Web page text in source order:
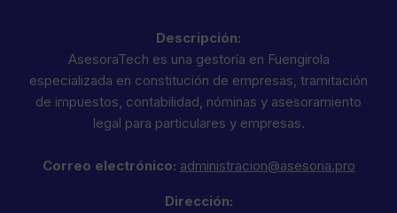
Descripción:
AsesoraTech es una gestoría en Fuengirola
especializada en constitución de empresas, tramitación
de impuestos, contabilidad, nóminas y asesoramiento
legal para particulares y empresas.
Correo electrónico: administracion@asesoria.pro
Dirección: